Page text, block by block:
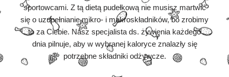
sportowcami. Z tą dietą pudełkową nie musisz martwić
się o uzupełnianie mikro- i makroskładników, bo zrobimy
to za Ciebie. Nasz specjalista ds. żywienia każdego
dnia pilnuje, aby w wybranej kaloryce znalazły się
potrzebne składniki odżywcze.